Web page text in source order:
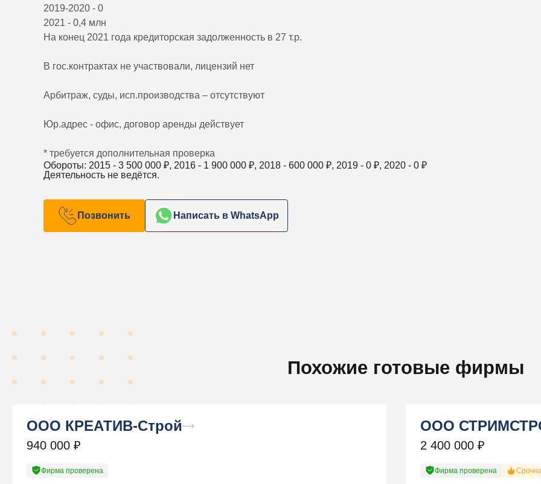
2019-2020 - 0
2021 - 0,4 млн
На конец 2021 года кредиторская задолженность в 27 т.р.
В гос.контрактах не участвовали, лицензий нет
Арбитраж, суды, исп.производства – отсутствуют
Юр.адрес - офис, договор аренды действует
* требуется дополнительная проверка
Обороты: 2015 - 3 500 000 ₽, 2016 - 1 900 000 ₽, 2018 - 600 000 ₽, 2019 - 0 ₽, 2020 - 0 ₽
Деятельность не ведётся.
Позвонить Написать в WhatsApp
Похожие готовые фирмы
ООО КРЕАТИВ-Строй
940 000 ₽
Фирма проверена
ООО
2 400 000 ₽
Фирма проверена